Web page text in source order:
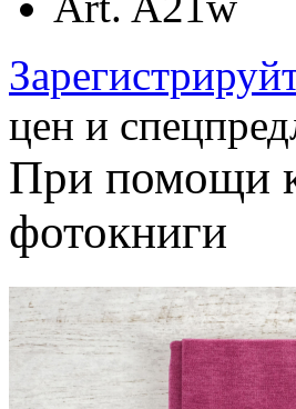
цен и
При помощи
фотокниги